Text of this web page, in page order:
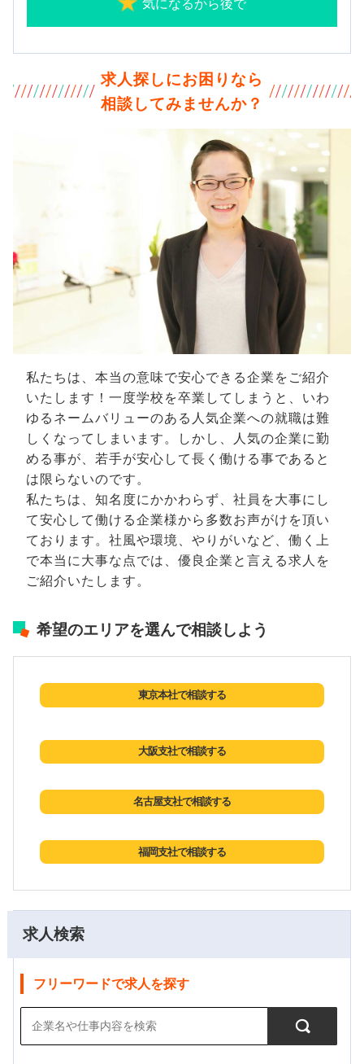
求人検索
フリーワードで求人を探す
気になるから後で
求人探しにお困りなら
相談してみませんか？
私たちは、本当の意味で安心できる企業をご紹介
いたします！一度学校を卒業してしまうと、いわ
ゆるネームバリューのある人気企業への就職は難
しくなってしまいます。しかし、人気の企業に勤
める事が、若手が安心して長く働ける事であると
は限らないのです。
私たちは、知名度にかかわらず、社員を大事にし
て安心して働ける企業様から多数お声がけを頂い
ております。社風や環境、やりがいなど、働く上
で本当に大事な点では、優良企業と言える求人を
ご紹介いたします。
希望のエリアを選んで相談しよう
東京本社で相談する
大阪支社で相談する
名古屋支社で相談する
福岡支社で相談する